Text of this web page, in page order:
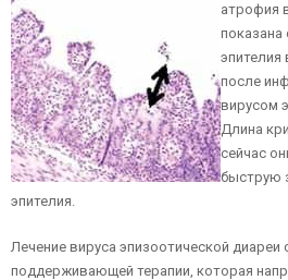
атрофия
показана
эпителия
после
вирусом
Длина
сейчас
быструю
эпителия.
Лечение вируса эпизоотической диареи
поддерживающей терапии, которая